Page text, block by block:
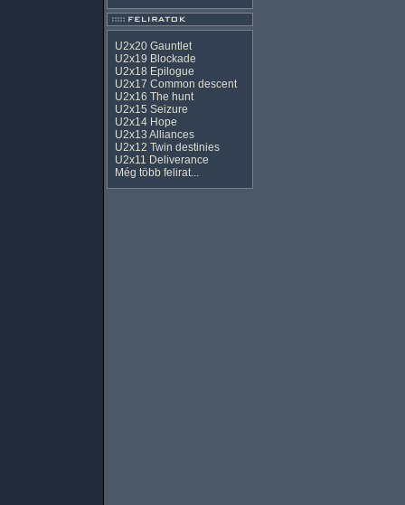
U2x20 Gauntlet
U2x19 Blockade
U2x18 Epilogue
U2x17 Common descent
U2x16 The hunt
U2x15 Seizure
U2x14 Hope
U2x13 Alliances
U2x12 Twin destinies
U2x11 Deliverance
Még több felirat...